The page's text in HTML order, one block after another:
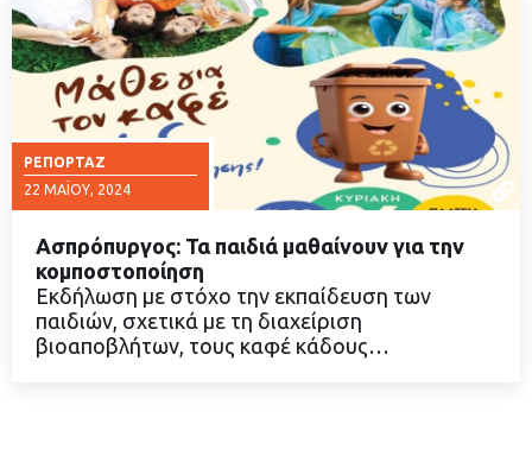
ΡΕΠΟΡΤΆΖ
22 ΜΑΪ́ΟΥ, 2024
ΔΙΑΒΑΣΤΕ ΠΕΡΙΣΣΟΤΕΡΑ
Ασπρόπυργος: Τα παιδιά μαθαίνουν για την
κομποστοποίηση
Εκδήλωση με στόχο την εκπαίδευση των
παιδιών, σχετικά με τη διαχείριση
βιοαποβλήτων, τους καφέ κάδους…